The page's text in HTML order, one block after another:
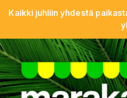
Kaikki juhliin yhdestä